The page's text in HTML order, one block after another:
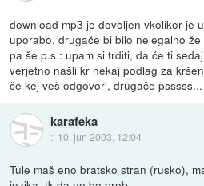
download mp3 je dovoljen vkolikor je
uporabo. drugače bi bilo nelegalno
pa še p.s.: upam si trditi, da če ti
verjetno našli kr nekaj podlag za
če kej veš odgovori, drugače psssss...
karafeka
:: 10. jun 2003, 12:04
Tule maš eno bratsko stran (rusko),